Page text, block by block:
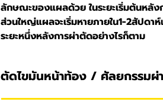
ลักษณะของแผลด้วย ในระยะเริ่มต้นหลั
ส่วนใหญ่แผลจะเริ่มหายภายใน1-2สัปด
ระยะหนึ่งหลังการผ่าตัดอย่างไรก็ตาม
ตัดไขมันหน้าท้อง / ศัลยกรรมผ่